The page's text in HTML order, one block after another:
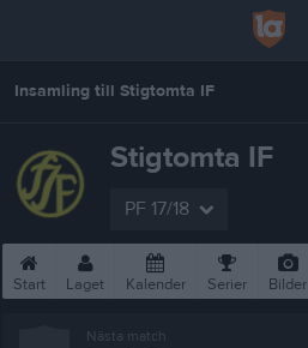
Insamling till Stigtomta IF
Stigtomta IF
PF 17/18
Start Laget Kalender Serier Bilder
Nästa match